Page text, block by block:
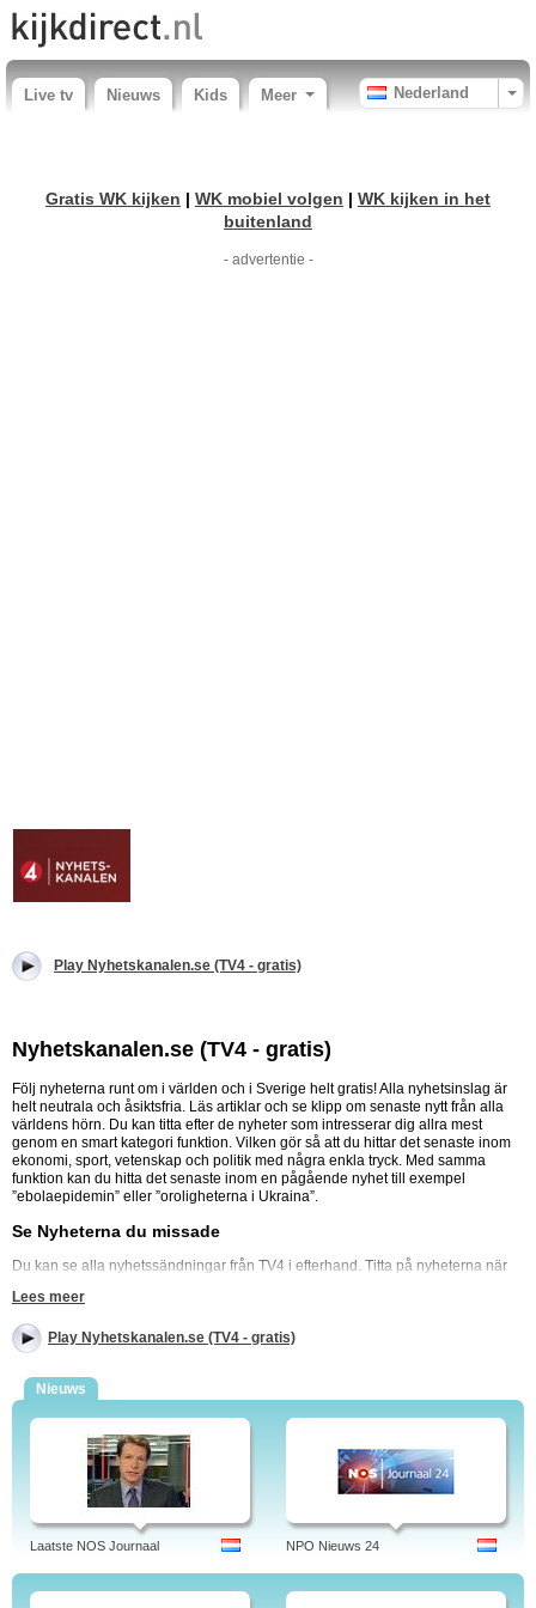
Live tv Nieuws Kids Meer Nederland
Gratis WK kijken | WK mobiel volgen | WK kijken in het
buitenland
- advertentie -
Play Nyhetskanalen.se (TV4 - gratis)
Nyhetskanalen.se (TV4 - gratis)
Följ nyheterna runt om i världen och i Sverige helt gratis! Alla nyhetsinslag är
helt neutrala och åsiktsfria. Läs artiklar och se klipp om senaste nytt från alla
världens hörn. Du kan titta efter de nyheter som intresserar dig allra mest
genom en smart kategori funktion. Vilken gör så att du hittar det senaste inom
ekonomi, sport, vetenskap och politik med några enkla tryck. Med samma
funktion kan du hitta det senaste inom en pågående nyhet till exempel
”ebolaepidemin” eller ”oroligheterna i Ukraina”.
Se Nyheterna du missade
Du kan se alla nyhetssändningar från TV4 i efterhand. Titta på nyheterna när
frukosten, i din paus eller på bussen med möjlighet att pausa och spola i
programmet. Sändningarna är tillgängliga för din mobil, platta och dator så du
kan titta precis där det passar dig som bäst.
Du kan se senaste vädret gratis och när du vill. Kolla antingen senaste
sändningen eller live-uppdaterat efter din ort. Följ nyheterna med TV4 helt
gratis och när du vill.
Nyheter, debatt och sport hittar du här. Nyhetskanal. Senaste nytt kan du se via
nya onlinefilmer. På Nyhetsk-analen ser du nyheter live och gratis hela dagen.
Sveriges första webbkanal för direktsända nyheter. Nyhetskanalen live,
Programmen: Solsidan, Home at last,Tina visiting, The whole celebrity-Sweden
Lees meer
Play Nyhetskanalen.se (TV4 - gratis)
Nieuws
Laatste NOS Journaal NPO Nieuws 24